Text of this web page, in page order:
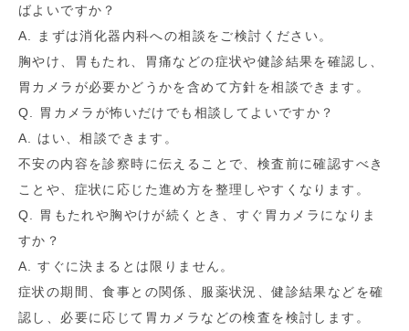
ばよいですか？
A. まずは消化器内科への相談をご検討ください。
胸やけ、胃もたれ、胃痛などの症状や健診結果を確認し、
胃カメラが必要かどうかを含めて方針を相談できます。
Q. 胃カメラが怖いだけでも相談してよいですか？
A. はい、相談できます。
不安の内容を診察時に伝えることで、検査前に確認すべき
ことや、症状に応じた進め方を整理しやすくなります。
Q. 胃もたれや胸やけが続くとき、すぐ胃カメラになりま
すか？
A. すぐに決まるとは限りません。
症状の期間、食事との関係、服薬状況、健診結果などを確
認し、必要に応じて胃カメラなどの検査を検討します。